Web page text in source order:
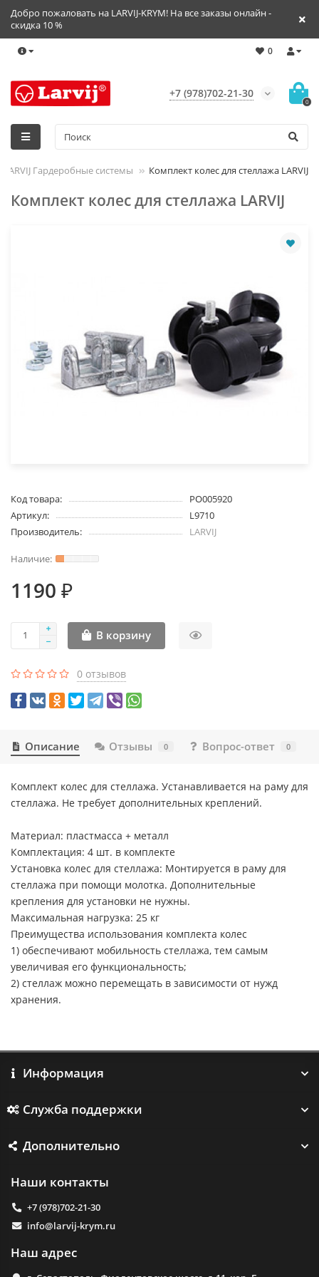
Добро пожаловать на LARVIJ-KRYM! На все заказы онлайн -
скидка 10 %
0
+7 (978)702-21-30
0
LARVIJ Гардеробные системы Комплект колес для стеллажа LARVIJ
Комплект колес для стеллажа LARVIJ
Код товара:
PO005920
Артикул:
L9710
Производитель:
LARVIJ
1190 ₽
В корзину
0 отзывов
Описание Отзывы 0 Вопрос-ответ 0
Комплект колес для стеллажа. Устанавливается на раму для
стеллажа. Не требует дополнительных креплений.
Материал: пластмасса + металл
Комплектация: 4 шт. в комплекте
Установка колес для стеллажа: Монтируется в раму для
стеллажа при помощи молотка. Дополнительные
крепления для установки не нужны.
Максимальная нагрузка: 25 кг
Преимущества использования комплекта колес
1) обеспечивают мобильность стеллажа, тем самым
увеличивая его функциональность;
2) стеллаж можно перемещать в зависимости от нужд
хранения.
Информация
Служба поддержки
Дополнительно
Наши контакты
+7 (978)702-21-30
info@larvij-krym.ru
Наш адрес